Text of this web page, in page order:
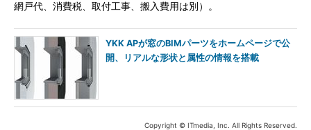
網戸代、消費税、取付工事、搬入費用は別）。
YKK APが窓のBIMパーツをホームページで公
開、リアルな形状と属性の情報を搭載
Copyright © ITmedia, Inc. All Rights Reserved.